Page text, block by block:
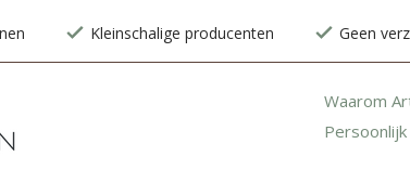
Kleinschalige producenten Geen
Waarom